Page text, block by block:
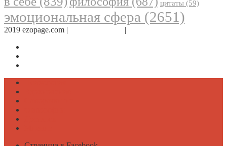
цитаты (59)
эмоциональная сфера (2651)
2019 ezopage.com | |